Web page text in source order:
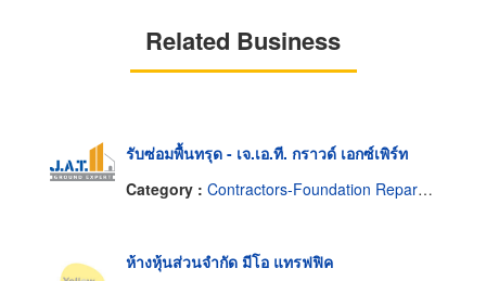
Related Business
รับซ่อมพื้นทรุด - เจ.เอ.ที. กราวด์ เอกซ์เพิร์ท
Category : Contractors-Foundation Reparing
ห้างหุ้นส่วนจำกัด มีโอ แทรฟฟิค